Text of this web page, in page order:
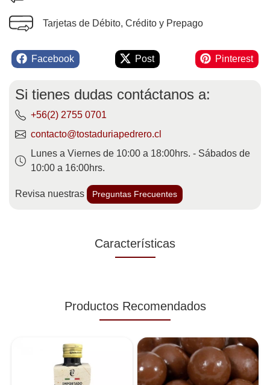
Tarjetas de Débito, Crédito y Prepago
Facebook Post Pinterest
Si tienes dudas contáctanos a:
+56(2) 2755 0701
contacto@tostaduriapedrero.cl
Lunes a Viernes de 10:00 a 18:00hrs. - Sábados de
10:00 a 16:00hrs.
Revisa nuestras Preguntas Frecuentes
Características
Productos Recomendados